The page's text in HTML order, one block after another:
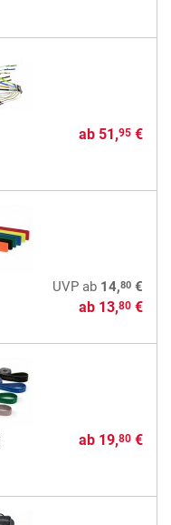
ab 51,95€
UVPab 14,80€
ab 13,80€
ab 19,80€